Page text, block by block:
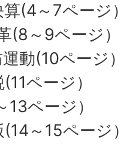
(4～7ページ
(8～9ページ）
動(10ページ
ページ）
ページ）
～15ページ